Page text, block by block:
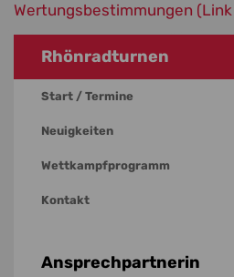
Wertungsbestimmungen (Link
Rhönradturnen
Start / Termine
Neuigkeiten
Wettkampfprogramm
Kontakt
Ansprechpartnerin